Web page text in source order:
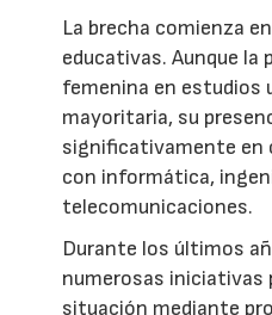
La brecha comienza
educativas. Aunque la
femenina en estudios
mayoritaria, su
significativamente en
con informática,
telecomunicaciones.
Durante los últimos
numerosas iniciativas
situación mediante